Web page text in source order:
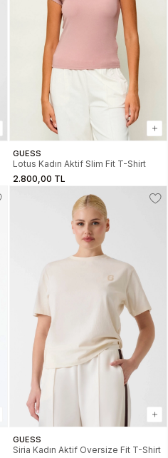
GUESS
Lotus Kadın Aktif Slim Fit T-Shirt
2.800,00 TL
GUESS
Siria Kadın Aktif Oversize Fit T-Shirt